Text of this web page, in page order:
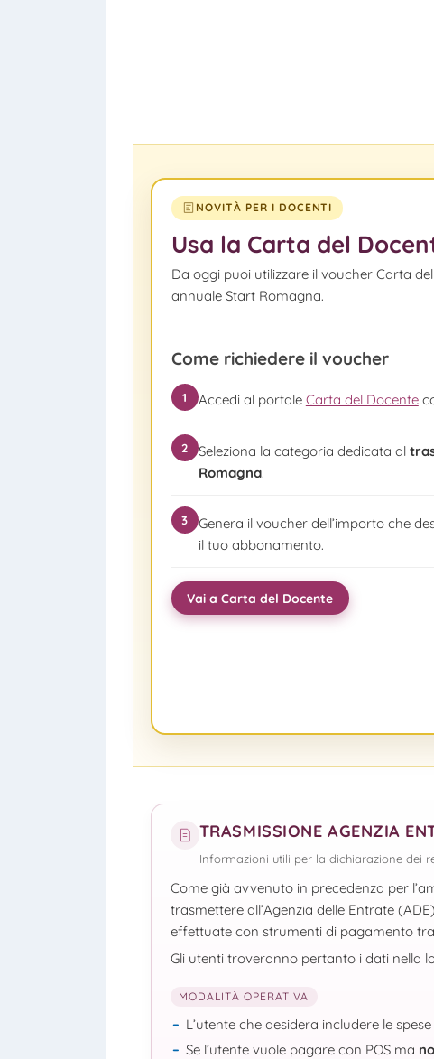
NOVITÀ PER I DOCENTI
Usa la Carta del
Da oggi puoi utilizzare il voucher Carta
annuale Start Romagna.
Come richiedere il voucher
1 Accedi al portale Carta del Docente
2 Seleziona la categoria dedicata al
Romagna.
3
Genera il voucher dell’importo che
il tuo abbonamento.
Vai a Carta del Docente
TRASMISSIONE AGENZIA
Informazioni utili per la dichiarazione dei
Come già avvenuto in precedenza per
trasmettere all’Agenzia delle Entrate
effettuate con strumenti di pagamento
Gli utenti troveranno pertanto i dati nella
MODALITÀ OPERATIVA
L’utente che desidera includere le
Se l’utente vuole pagare con POS ma